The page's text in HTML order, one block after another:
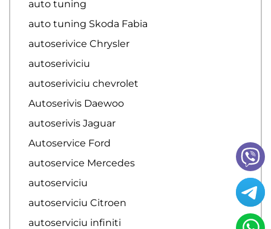
auto tuning
auto tuning Skoda Fabia
autoserivice Chrysler
autoseriviciu
autoseriviciu chevrolet
Autoserivis Daewoo
autoserivis Jaguar
Autoservice Ford
autoservice Mercedes
autoserviciu
autoserviciu Citroen
autoserviciu infiniti